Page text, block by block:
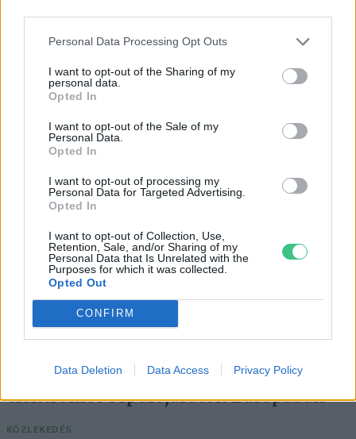
Personal Data Processing Opt Outs
I want to opt-out of the Sharing of my
personal data.
Opted In
I want to opt-out of the Sale of my
Personal Data.
Opted In
I want to opt-out of processing my
Personal Data for Targeted Advertising.
Opted In
I want to opt-out of Collection, Use,
Retention, Sale, and/or Sharing of my
Personal Data that Is Unrelated with the
Purposes for which it was collected.
Opted Out
CONFIRM
Data Deletion Data Access Privacy Policy
Fővárosi Állatkert
ÉLŐ BOLYGÓNK
Szedd magad őszibarack: itt vannak
SZEMLE
Négy éven belül valósággá válhatnak az
elektromos repülőjáratok Európában
KÖZLEKEDÉS